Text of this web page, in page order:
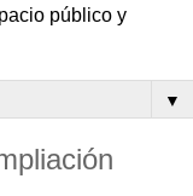
público y
▼